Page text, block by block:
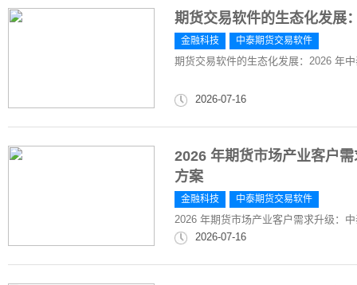
期货交易软件的生态化发展
金融科技 中泰期货交易软件
期货交易软件的生态化发展：2026 年
2026-07-16
2026 年期货市场产业客户
方案
金融科技 中泰期货交易软件
2026 年期货市场产业客户需求升级：
2026-07-16